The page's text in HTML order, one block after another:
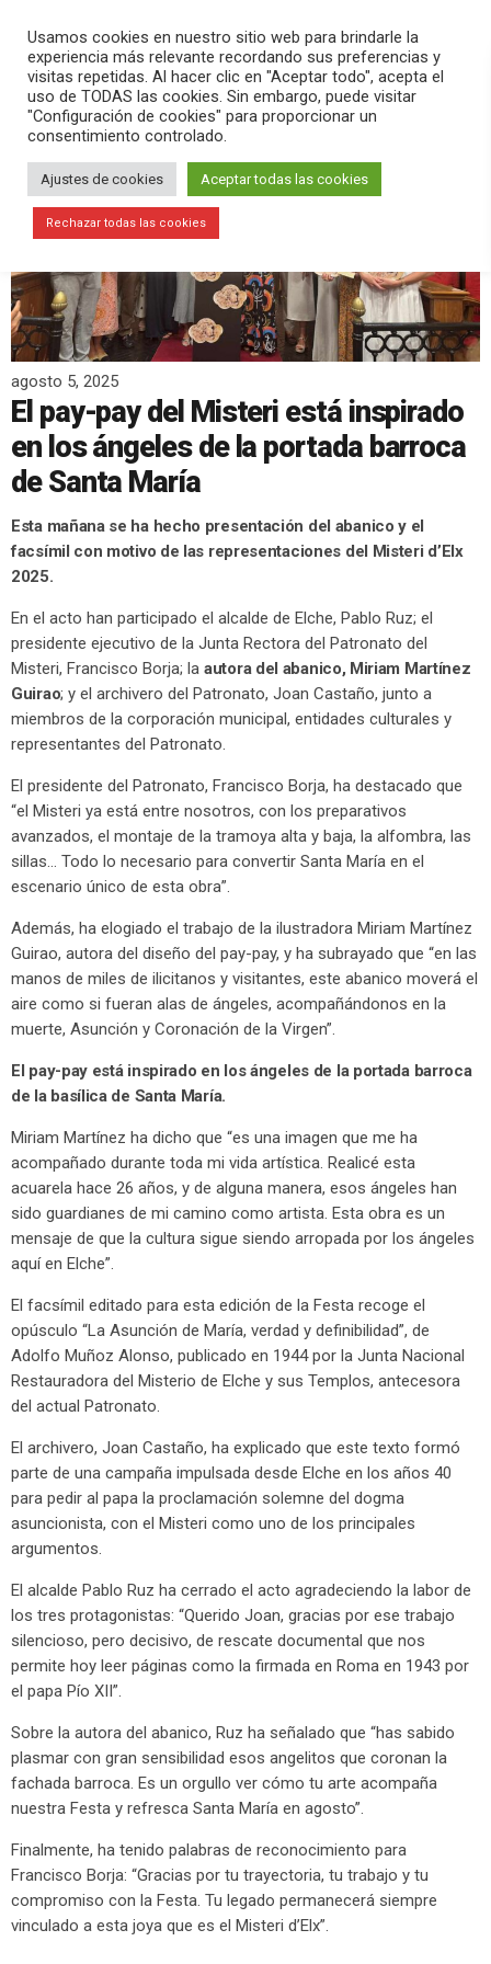
search menu pause PLAY
agosto 5, 2025
El pay-pay del Misteri está inspirado
en los ángeles de la portada barroca
de Santa María
Esta mañana se ha hecho presentación del abanico y el
facsímil con motivo de las representaciones del Misteri d’Elx
2025.
En el acto han participado el alcalde de Elche, Pablo Ruz; el
presidente ejecutivo de la Junta Rectora del Patronato del
Misteri, Francisco Borja; la autora del abanico, Miriam Martínez
Guirao; y el archivero del Patronato, Joan Castaño, junto a
miembros de la corporación municipal, entidades culturales y
representantes del Patronato.
El presidente del Patronato, Francisco Borja, ha destacado que
“el Misteri ya está entre nosotros, con los preparativos
avanzados, el montaje de la tramoya alta y baja, la alfombra, las
sillas… Todo lo necesario para convertir Santa María en el
escenario único de esta obra”.
Además, ha elogiado el trabajo de la ilustradora Miriam Martínez
Guirao, autora del diseño del pay-pay, y ha subrayado que “en las
manos de miles de ilicitanos y visitantes, este abanico moverá el
aire como si fueran alas de ángeles, acompañándonos en la
muerte, Asunción y Coronación de la Virgen”.
El pay-pay está inspirado en los ángeles de la portada barroca
de la basílica de Santa María.
Miriam Martínez ha dicho que “es una imagen que me ha
acompañado durante toda mi vida artística. Realicé esta
acuarela hace 26 años, y de alguna manera, esos ángeles han
sido guardianes de mi camino como artista. Esta obra es un
mensaje de que la cultura sigue siendo arropada por los ángeles
aquí en Elche”.
El facsímil editado para esta edición de la Festa recoge el
opúsculo “La Asunción de María, verdad y definibilidad”, de
Adolfo Muñoz Alonso, publicado en 1944 por la Junta Nacional
Restauradora del Misterio de Elche y sus Templos, antecesora
del actual Patronato.
El archivero, Joan Castaño, ha explicado que este texto formó
parte de una campaña impulsada desde Elche en los años 40
para pedir al papa la proclamación solemne del dogma
asuncionista, con el Misteri como uno de los principales
argumentos.
El alcalde Pablo Ruz ha cerrado el acto agradeciendo la labor de
los tres protagonistas: “Querido Joan, gracias por ese trabajo
silencioso, pero decisivo, de rescate documental que nos
permite hoy leer páginas como la firmada en Roma en 1943 por
el papa Pío XII”.
Sobre la autora del abanico, Ruz ha señalado que “has sabido
plasmar con gran sensibilidad esos angelitos que coronan la
fachada barroca. Es un orgullo ver cómo tu arte acompaña
nuestra Festa y refresca Santa María en agosto”.
Finalmente, ha tenido palabras de reconocimiento para
Francisco Borja: “Gracias por tu trayectoria, tu trabajo y tu
compromiso con la Festa. Tu legado permanecerá siempre
vinculado a esta joya que es el Misteri d’Elx”.
Usamos cookies en nuestro sitio web para brindarle la
experiencia más relevante recordando sus preferencias y
visitas repetidas. Al hacer clic en "Aceptar todo", acepta el
uso de TODAS las cookies. Sin embargo, puede visitar
"Configuración de cookies" para proporcionar un
consentimiento controlado.
Ajustes de cookies Aceptar todas las cookies
Rechazar todas las cookies